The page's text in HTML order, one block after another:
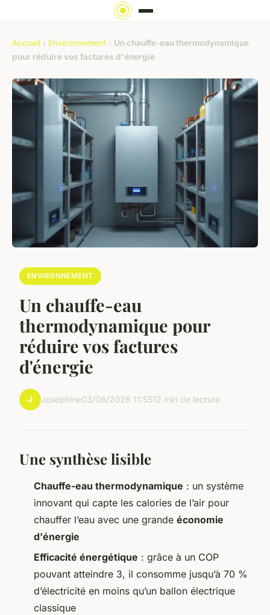
Accueil › Environnement › Un chauffe-eau thermodynamique
pour réduire vos factures d'énergie
ENVIRONNEMENT
Un chauffe-eau
thermodynamique pour
réduire vos factures
d'énergie
J Joséphine03/06/2026 11:5512 min de lecture
Une synthèse lisible
Chauffe-eau thermodynamique : un système
innovant qui capte les calories de l’air pour
chauffer l’eau avec une grande économie
d'énergie
Efficacité énergétique : grâce à un COP
pouvant atteindre 3, il consomme jusqu’à 70 %
d’électricité en moins qu’un ballon électrique
classique